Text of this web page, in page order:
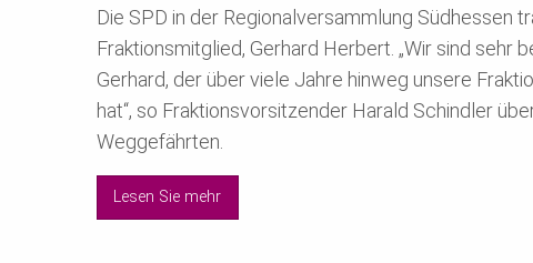
Die SPD in der Regionalversammlung Südhessen
Fraktionsmitglied, Gerhard Herbert. „Wir sind sehr
Gerhard, der über viele Jahre hinweg unsere
hat“, so Fraktionsvorsitzender Harald Schindler
Weggefährten.
Lesen Sie mehr